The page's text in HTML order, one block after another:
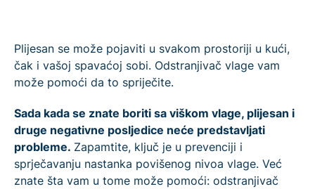
Plijesan se može pojaviti u svakom prostoriji u kući,
čak i vašoj spavaćoj sobi. Odstranjivač vlage vam
može pomoći da to spriječite.
Sada kada se znate boriti sa viškom vlage, plijesan i
druge negativne posljedice neće predstavljati
probleme. Zapamtite, ključ je u prevenciji i
sprječavanju nastanka povišenog nivoa vlage. Već
znate šta vam u tome može pomoći: odstranjivač